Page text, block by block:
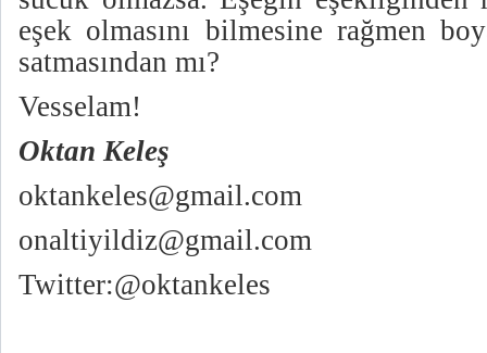
eşek olmasını bilmesine rağmen
satmasından mı?
Vesselam!
Oktan Keleş
oktankeles@gmail.com
onaltiyildiz@gmail.com
Twitter:@oktankeles